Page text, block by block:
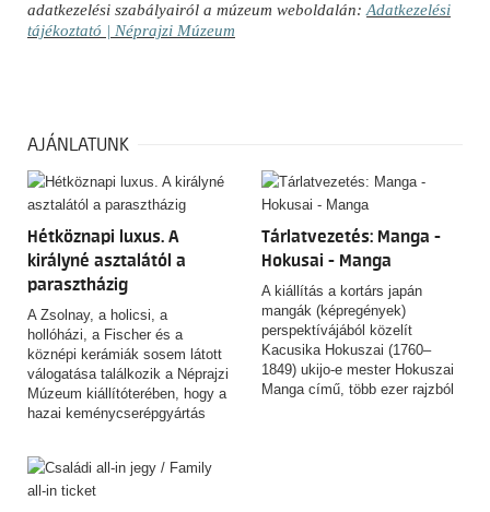
adatkezelési szabályairól a múzeum weboldalán:Adatkezelési
tájékoztató | Néprajzi Múzeum
AJÁNLATUNK
Hétköznapi luxus. A
királyné asztalától a
parasztházig
A Zsolnay, a holicsi, a
hollóházi, a Fischer és a
köznépi kerámiák sosem látott
válogatása találkozik a Néprajzi
Múzeum kiállítóterében, hogy a
hazai keménycserépgyártás
történetén keresztül meséljen a
magyar ízlésről, identitásról és
a mindennapok alakulásáról.
Tárlatvezetés: Manga -
Hokusai - Manga
A kiállítás a kortárs japán
mangák (képregények)
perspektívájából közelít
Kacusika Hokuszai (1760–
1849) ukijo-e mester Hokuszai
Manga című, több ezer rajzból